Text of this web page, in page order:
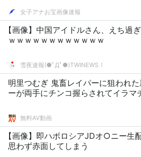
女子アナお宝画像速報
【画像】中国アイドルさん、えち過
ｗｗｗｗｗｗｗｗｗｗｗｗ
雪夜速報(●ﾟДﾟ●)TWINEWS！
明里つむぎ 鬼畜レイパーに狙われ
ーが両手にチンコ握らされてイラマ
無料AV動画
【画像】即ハボロシアJDオ○ニー生
思わず赤面してしまう